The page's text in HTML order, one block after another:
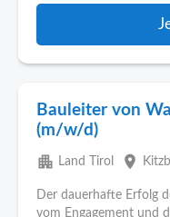
Bauleiter von
(m/w/d)
apartment Land Tirol place
Der dauerhafte Erfolg
vom Engagement und